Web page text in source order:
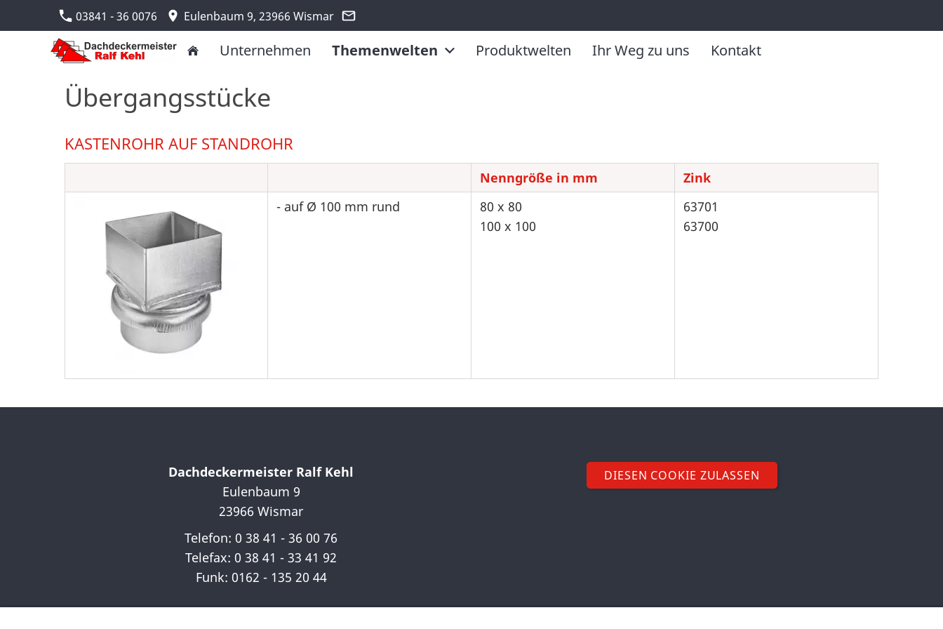
03841 - 36 0076 Eulenbaum 9, 23966 Wismar
Unternehmen Themenwelten Produktwelten Ihr Weg zu uns Kontakt
Übergangsstücke
KASTENROHR AUF STANDROHR
Nenngröße in mm
Zink
- auf Ø 100 mm rund
80 x 80
100 x 100
63701
63700
Dachdeckermeister Ralf Kehl
Eulenbaum 9
23966 Wismar
Telefon: 0 38 41 - 36 00 76
Telefax: 0 38 41 - 33 41 92
Funk: 0162 - 135 20 44
DIESEN COOKIE ZULASSEN